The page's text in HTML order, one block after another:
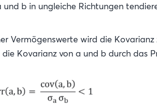
b in ungleiche Richtungen
Vermögenswerte wird die
die Kovarianz von a und b durch das